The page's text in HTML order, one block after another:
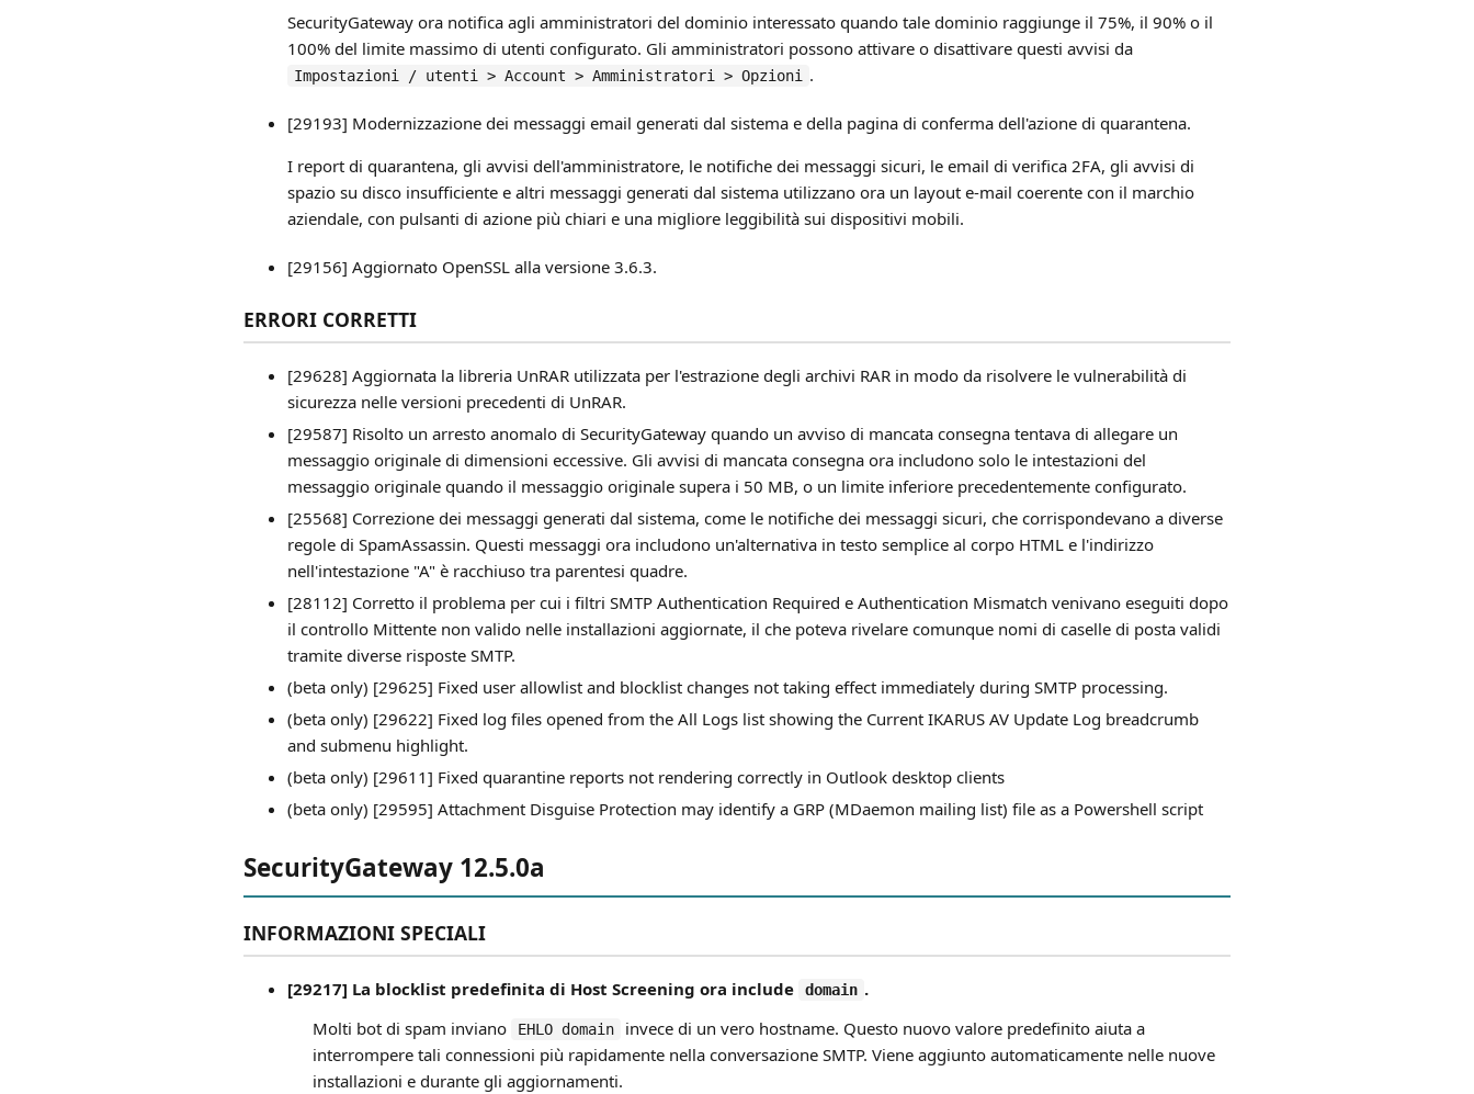
SecurityGateway ora notifica agli amministratori del dominio interessato quando tale dominio raggiunge il 75%, il 90% o il
100% del limite massimo di utenti configurato. Gli amministratori possono attivare o disattivare questi avvisi da
Impostazioni / utenti > Account > Amministratori > Opzioni .
[29193] Modernizzazione dei messaggi email generati dal sistema e della pagina di conferma dell'azione di quarantena.
I report di quarantena, gli avvisi dell'amministratore, le notifiche dei messaggi sicuri, le email di verifica 2FA, gli avvisi di
spazio su disco insufficiente e altri messaggi generati dal sistema utilizzano ora un layout e-mail coerente con il marchio
aziendale, con pulsanti di azione più chiari e una migliore leggibilità sui dispositivi mobili.
[29156] Aggiornato OpenSSL alla versione 3.6.3.
ERRORI CORRETTI
[29628] Aggiornata la libreria UnRAR utilizzata per l'estrazione degli archivi RAR in modo da risolvere le vulnerabilità di
sicurezza nelle versioni precedenti di UnRAR.
[29587] Risolto un arresto anomalo di SecurityGateway quando un avviso di mancata consegna tentava di allegare un
messaggio originale di dimensioni eccessive. Gli avvisi di mancata consegna ora includono solo le intestazioni del
messaggio originale quando il messaggio originale supera i 50 MB, o un limite inferiore precedentemente configurato.
[25568] Correzione dei messaggi generati dal sistema, come le notifiche dei messaggi sicuri, che corrispondevano a diverse
regole di SpamAssassin. Questi messaggi ora includono un'alternativa in testo semplice al corpo HTML e l'indirizzo
nell'intestazione "A" è racchiuso tra parentesi quadre.
[28112] Corretto il problema per cui i filtri SMTP Authentication Required e Authentication Mismatch venivano eseguiti dopo
il controllo Mittente non valido nelle installazioni aggiornate, il che poteva rivelare comunque nomi di caselle di posta validi
tramite diverse risposte SMTP.
(beta only) [29625] Fixed user allowlist and blocklist changes not taking effect immediately during SMTP processing.
(beta only) [29622] Fixed log files opened from the All Logs list showing the Current IKARUS AV Update Log breadcrumb
and submenu highlight.
(beta only) [29611] Fixed quarantine reports not rendering correctly in Outlook desktop clients
(beta only) [29595] Attachment Disguise Protection may identify a GRP (MDaemon mailing list) file as a Powershell script
SecurityGateway 12.5.0a
INFORMAZIONI SPECIALI
[29217] La blocklist predefinita di Host Screening ora include domain .
Molti bot di spam inviano
EHLO domain
invece di un vero hostname. Questo nuovo valore predefinito aiuta a
interrompere tali connessioni più rapidamente nella conversazione SMTP. Viene aggiunto automaticamente nelle nuove
installazioni e durante gli aggiornamenti.